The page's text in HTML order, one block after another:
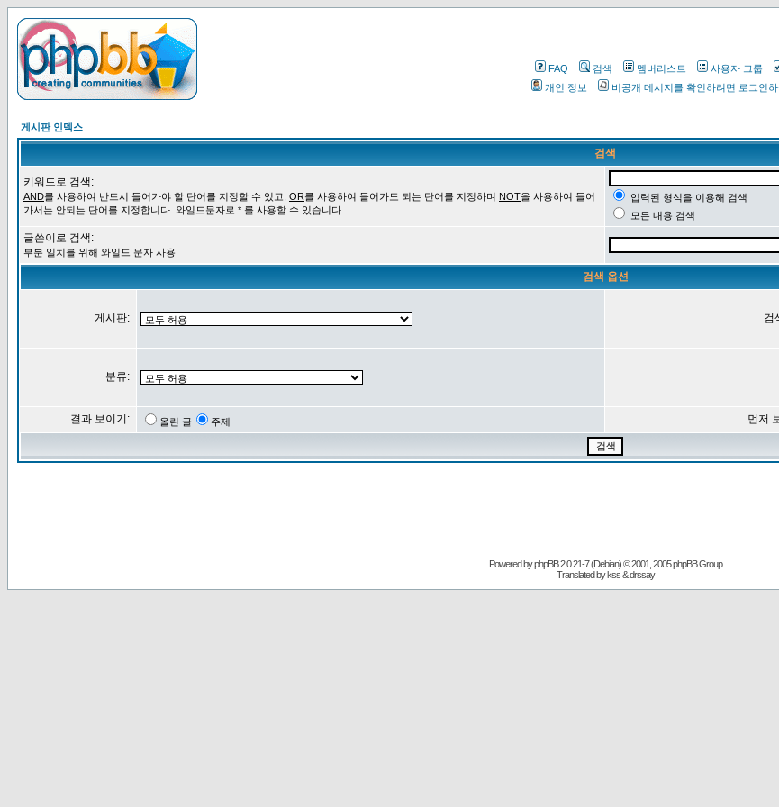
FAQ 검색 멤버리스트 사용자 그룹
개인 정보
비공개 메시지를 확인하려면 로그인
게시판 인덱스
검색
키워드로 검색:
AND를 사용하여 반드시 들어가야 할 단어를 지정할 수 있고, OR를 사용하여 들어가도 되는 단어를 지정하며 NOT을 사용하여 들어
가서는 안되는 단어를 지정합니다. 와일드문자로 * 를 사용할 수 있습니다
입력된 형식을 이용해 검색
모든 내용 검색
글쓴이로 검색:
부분 일치를 위해 와일드 문자 사용
검색 옵션
게시판: 검
분류:
결과 보이기: 올린 글 주제 먼저
Powered byphpBB2.0.21-7 (Debian) © 2001, 2005 phpBB Group
Translated by kss & drssay